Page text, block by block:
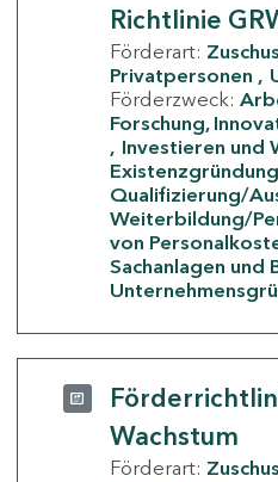
Richtlinie
Förderart:
Privatpersonen
Förderzweck:
Forschung,
Investieren und
Existenzgründung
Qualifizierung/
Weiterbildung/
von
Sachanlagen und
Wachstum
Förderart: